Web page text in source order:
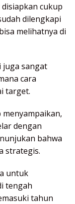
cukup
dilengkapi
melihatnya di
juga sangat
cara
target.
menyampaikan,
dengan
bahwa
strategis.
untuk
tengah
tahun